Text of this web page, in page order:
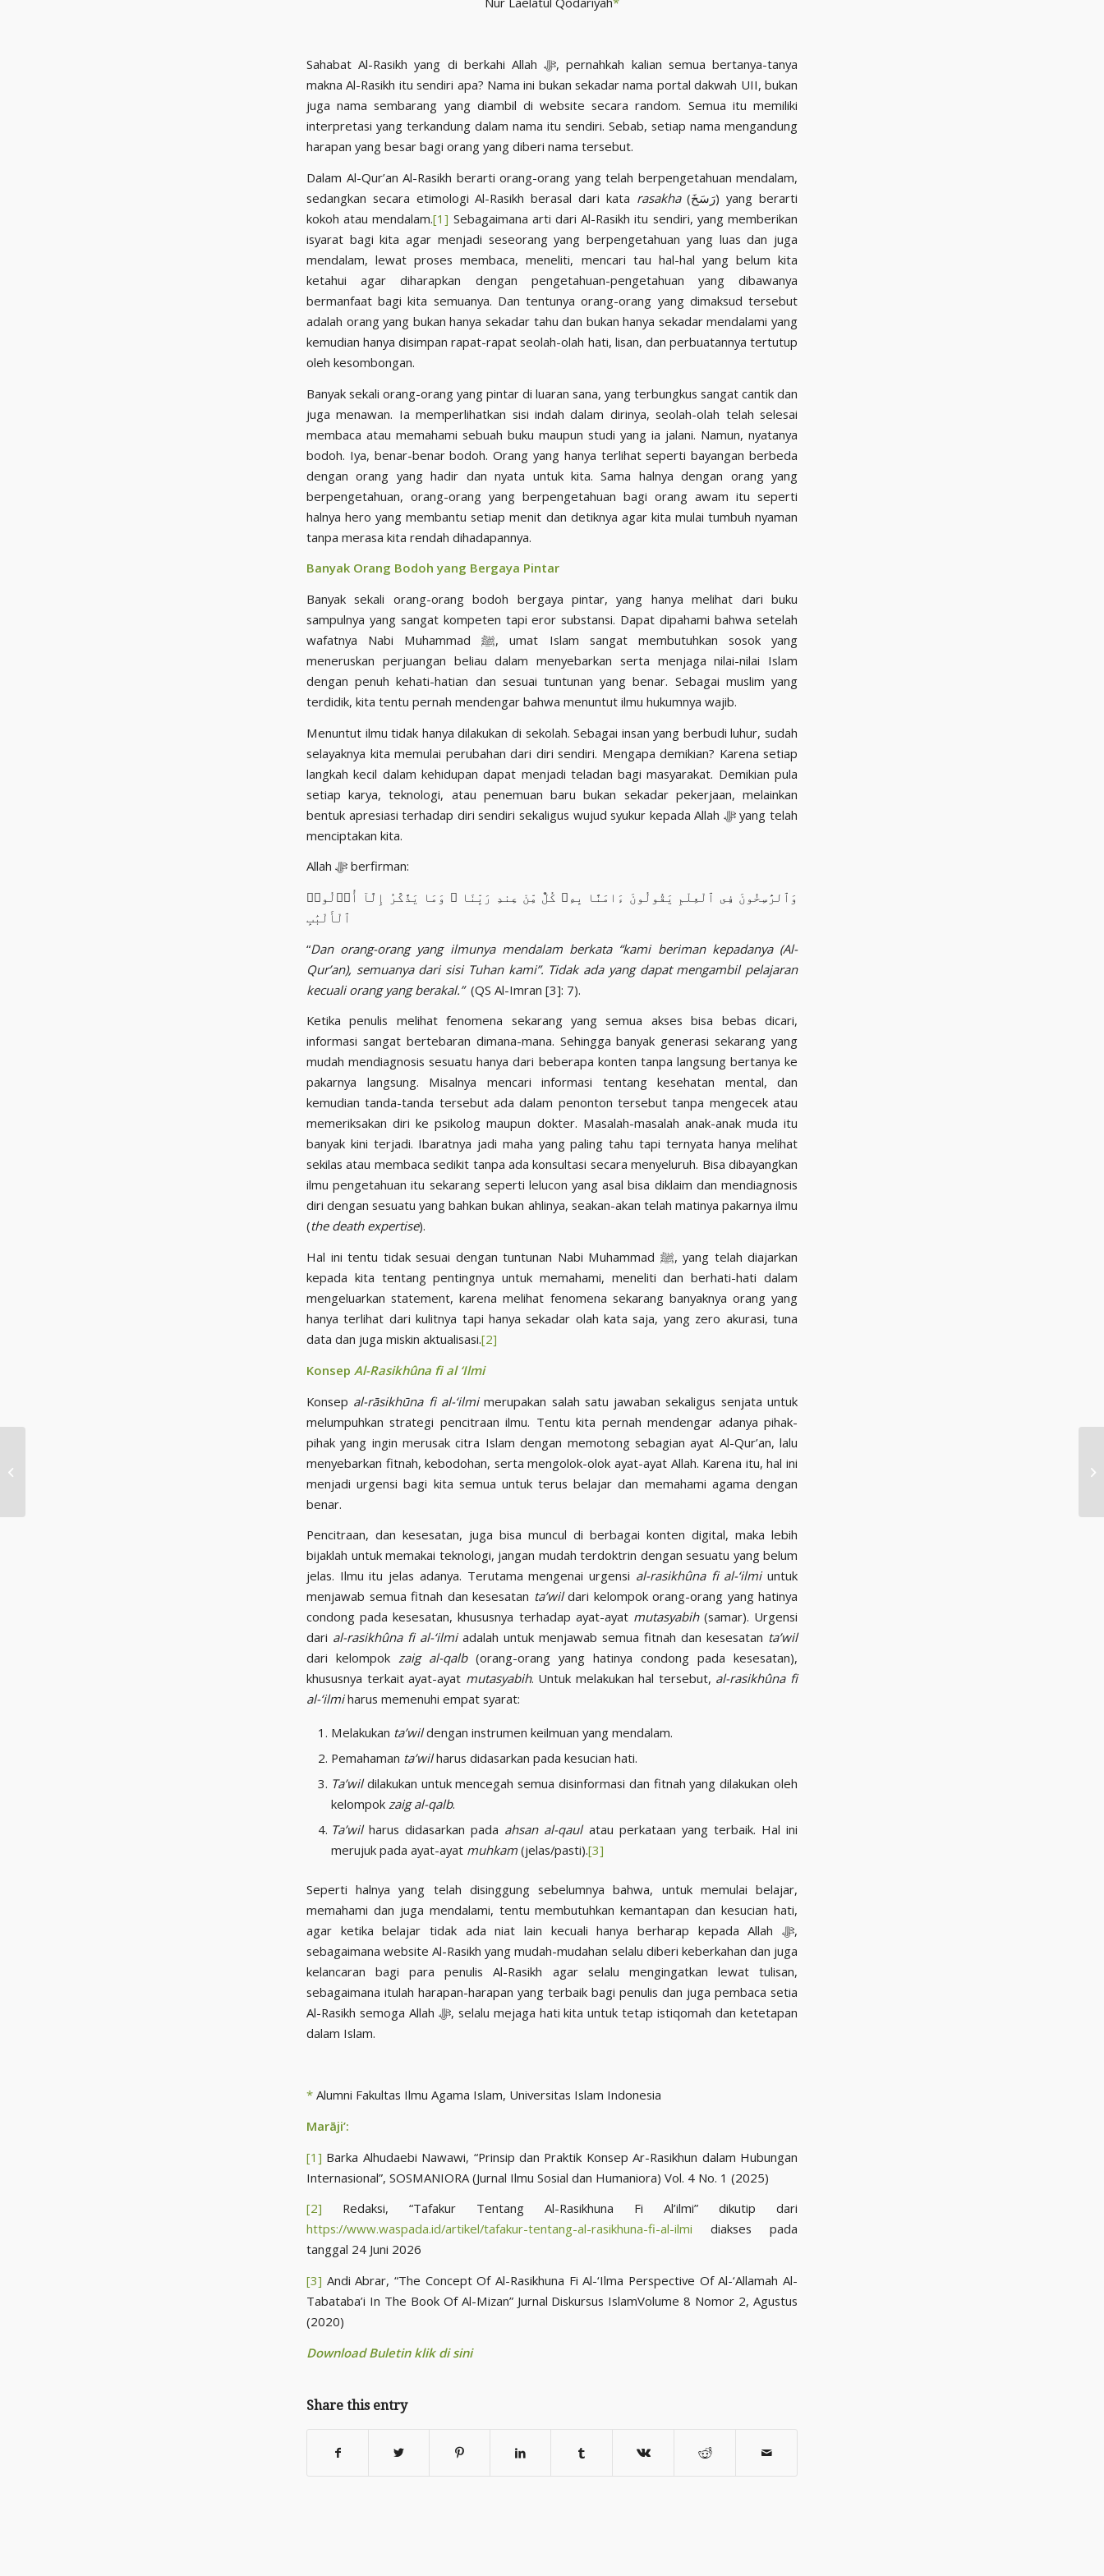
Sahabat Al-Rasikh yang di berkahi Allah ﷻ, pernahkah kalian semua bertanya-tanya
makna Al-Rasikh itu sendiri apa? Nama ini bukan sekadar nama portal dakwah UII, bukan
juga nama sembarang yang diambil di website secara random. Semua itu memiliki
interpretasi yang terkandung dalam nama itu sendiri. Sebab, setiap nama mengandung
harapan yang besar bagi orang yang diberi nama tersebut.
Dalam Al-Qur’an Al-Rasikh berarti orang-orang yang telah berpengetahuan mendalam,
sedangkan secara etimologi Al-Rasikh berasal dari kata rasakha(رَسَخَ) yang berarti
kokoh atau mendalam.[1] Sebagaimana arti dari Al-Rasikh itu sendiri, yang memberikan
isyarat bagi kita agar menjadi seseorang yang berpengetahuan yang luas dan juga
mendalam, lewat proses membaca, meneliti, mencari tau hal-hal yang belum kita
ketahui agar diharapkan dengan pengetahuan-pengetahuan yang dibawanya
bermanfaat bagi kita semuanya. Dan tentunya orang-orang yang dimaksud tersebut
adalah orang yang bukan hanya sekadar tahu dan bukan hanya sekadar mendalami yang
kemudian hanya disimpan rapat-rapat seolah-olah hati, lisan, dan perbuatannya tertutup
oleh kesombongan.
Banyak sekali orang-orang yang pintar di luaran sana, yang terbungkus sangat cantik dan
juga menawan. Ia memperlihatkan sisi indah dalam dirinya, seolah-olah telah selesai
membaca atau memahami sebuah buku maupun studi yang ia jalani. Namun, nyatanya
bodoh. Iya, benar-benar bodoh. Orang yang hanya terlihat seperti bayangan berbeda
dengan orang yang hadir dan nyata untuk kita. Sama halnya dengan orang yang
berpengetahuan, orang-orang yang berpengetahuan bagi orang awam itu seperti
halnya hero yang membantu setiap menit dan detiknya agar kita mulai tumbuh nyaman
tanpa merasa kita rendah dihadapannya.
Banyak Orang Bodoh yang Bergaya Pintar
Banyak sekali orang-orang bodoh bergaya pintar, yang hanya melihat dari buku
sampulnya yang sangat kompeten tapi eror substansi. Dapat dipahami bahwa setelah
wafatnya Nabi Muhammad ﷺ, umat Islam sangat membutuhkan sosok yang
meneruskan perjuangan beliau dalam menyebarkan serta menjaga nilai-nilai Islam
dengan penuh kehati-hatian dan sesuai tuntunan yang benar. Sebagai muslim yang
terdidik, kita tentu pernah mendengar bahwa menuntut ilmu hukumnya wajib.
Menuntut ilmu tidak hanya dilakukan di sekolah. Sebagai insan yang berbudi luhur, sudah
selayaknya kita memulai perubahan dari diri sendiri. Mengapa demikian? Karena setiap
langkah kecil dalam kehidupan dapat menjadi teladan bagi masyarakat. Demikian pula
setiap karya, teknologi, atau penemuan baru bukan sekadar pekerjaan, melainkan
bentuk apresiasi terhadap diri sendiri sekaligus wujud syukur kepada Allah ﷻ yang telah
menciptakan kita.
Allah ﷻ berfirman:
وَٱلرَّٰسِخُونَ فِى ٱلْعِلْمِ يَقُولُونَ ءَامَنَّا بِهِۦ كُلٌّ مِّنْ عِندِ رَبِّنَا ۗ وَمَا يَذَّكَّرُ إِلَّآ أُو۟لُوا۟
ٱلْأَلْبَٰبِ
“Dan orang-orang yang ilmunya mendalam berkata “kami beriman kepadanya (Al-
Qur’an), semuanya dari sisi Tuhan kami”. Tidak ada yang dapat mengambil pelajaran
kecuali orang yang berakal.” (QS Al-Imran [3]: 7).
Ketika penulis melihat fenomena sekarang yang semua akses bisa bebas dicari,
informasi sangat bertebaran dimana-mana. Sehingga banyak generasi sekarang yang
mudah mendiagnosis sesuatu hanya dari beberapa konten tanpa langsung bertanya ke
pakarnya langsung. Misalnya mencari informasi tentang kesehatan mental, dan
kemudian tanda-tanda tersebut ada dalam penonton tersebut tanpa mengecek atau
memeriksakan diri ke psikolog maupun dokter. Masalah-masalah anak-anak muda itu
banyak kini terjadi. Ibaratnya jadi maha yang paling tahu tapi ternyata hanya melihat
sekilas atau membaca sedikit tanpa ada konsultasi secara menyeluruh. Bisa dibayangkan
ilmu pengetahuan itu sekarang seperti lelucon yang asal bisa diklaim dan mendiagnosis
diri dengan sesuatu yang bahkan bukan ahlinya, seakan-akan telah matinya pakarnya ilmu
(the death expertise).
Hal ini tentu tidak sesuai dengan tuntunan Nabi Muhammad ﷺ, yang telah diajarkan
kepada kita tentang pentingnya untuk memahami, meneliti dan berhati-hati dalam
mengeluarkan statement, karena melihat fenomena sekarang banyaknya orang yang
hanya terlihat dari kulitnya tapi hanya sekadar olah kata saja, yang zero akurasi, tuna
data dan juga miskin aktualisasi.[2]
Konsep Al-Rasikhûna fi al ‘Ilmi
Konsep al-rāsikhūna fi al-‘ilmimerupakan salah satu jawaban sekaligus senjata untuk
melumpuhkan strategi pencitraan ilmu. Tentu kita pernah mendengar adanya pihak-
pihak yang ingin merusak citra Islam dengan memotong sebagian ayat Al-Qur’an, lalu
menyebarkan fitnah, kebodohan, serta mengolok-olok ayat-ayat Allah. Karena itu, hal ini
menjadi urgensi bagi kita semua untuk terus belajar dan memahami agama dengan
benar.
Pencitraan, dan kesesatan, juga bisa muncul di berbagai konten digital, maka lebih
bijaklah untuk memakai teknologi, jangan mudah terdoktrin dengan sesuatu yang belum
jelas. Ilmu itu jelas adanya. Terutama mengenai urgensi al-rasikhûna fi al-‘ilmiuntuk
menjawab semua fitnah dan kesesatan ta’wildari kelompok orang-orang yang hatinya
condong pada kesesatan, khususnya terhadap ayat-ayat mutasyabih (samar). Urgensi
dari al-rasikhûna fi al-‘ilmiadalah untuk menjawab semua fitnah dan kesesatan ta’wil
dari kelompok zaig al-qalb(orang-orang yang hatinya condong pada kesesatan),
khususnya terkait ayat-ayat mutasyabih. Untuk melakukan hal tersebut, al-rasikhûna fi
al-‘ilmiharus memenuhi empat syarat:
Melakukan ta’wildengan instrumen keilmuan yang mendalam.
Pemahaman ta’wilharus didasarkan pada kesucian hati.
Ta’wildilakukan untuk mencegah semua disinformasi dan fitnah yang dilakukan oleh
kelompok zaig al-qalb.
Ta’wilharus didasarkan pada ahsan al-qaulatau perkataan yang terbaik. Hal ini
merujuk pada ayat-ayat muhkam(jelas/pasti).[3]
Seperti halnya yang telah disinggung sebelumnya bahwa, untuk memulai belajar,
memahami dan juga mendalami, tentu membutuhkan kemantapan dan kesucian hati,
agar ketika belajar tidak ada niat lain kecuali hanya berharap kepada Allah ﷻ,
sebagaimana website Al-Rasikh yang mudah-mudahan selalu diberi keberkahan dan juga
kelancaran bagi para penulis Al-Rasikh agar selalu mengingatkan lewat tulisan,
sebagaimana itulah harapan-harapan yang terbaik bagi penulis dan juga pembaca setia
Al-Rasikh semoga Allah ﷻ, selalu mejaga hati kita untuk tetap istiqomah dan ketetapan
dalam Islam.
* Alumni Fakultas Ilmu Agama Islam, Universitas Islam Indonesia
Marāji’:
[1] Barka Alhudaebi Nawawi, “Prinsip dan Praktik Konsep Ar-Rasikhun dalam Hubungan
Internasional”, SOSMANIORA (Jurnal Ilmu Sosial dan Humaniora) Vol. 4 No. 1 (2025)
[2] Redaksi, “Tafakur Tentang Al-Rasikhuna Fi Al’ilmi” dikutip dari
https://www.waspada.id/artikel/tafakur-tentang-al-rasikhuna-fi-al-ilmi diakses pada
tanggal 24 Juni 2026
[3] Andi Abrar, “The Concept Of Al-Rasikhuna Fi Al-‘Ilma Perspective Of Al-‘Allamah Al-
Tabataba’i In The Book Of Al-Mizan” Jurnal Diskursus IslamVolume 8 Nomor 2, Agustus
(2020)
Download Buletin klik di sini
Share this entry